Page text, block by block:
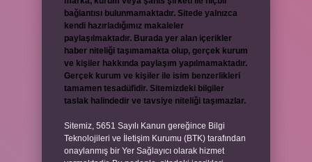
bağlantısı bulunmamaktadır. Sitede yalnızca
kendi hazırladığımız makaleler
paylaşılmaktadır. Burada yer alan içerikler
haber niteliği taşımamakta olup, gerçek kurum
ve kişiler hakkında paylaşım yapılmamaktadır.
Gerçek kurum ve kişiler ile isim benzerlikleri
tamamen tesadüfidir. Sitemizdeki bilgiler
taslak halindedir ve tavsiye niteliği taşımazlar.
Sitemiz, 5651 Sayılı Kanun gereğince Bilgi
Teknolojileri ve İletişim Kurumu (BTK) tarafından
onaylanmış bir Yer Sağlayıcı olarak hizmet